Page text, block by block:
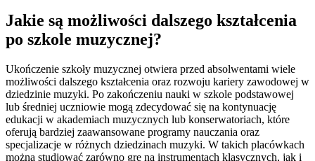
Jakie są możliwości dalszego kształcenia
po szkole muzycznej?
Ukończenie szkoły muzycznej otwiera przed absolwentami wiele
możliwości dalszego kształcenia oraz rozwoju kariery zawodowej w
dziedzinie muzyki. Po zakończeniu nauki w szkole podstawowej
lub średniej uczniowie mogą zdecydować się na kontynuację
edukacji w akademiach muzycznych lub konserwatoriach, które
oferują bardziej zaawansowane programy nauczania oraz
specjalizacje w różnych dziedzinach muzyki. W takich placówkach
można studiować zarówno grę na instrumentach klasycznych, jak i